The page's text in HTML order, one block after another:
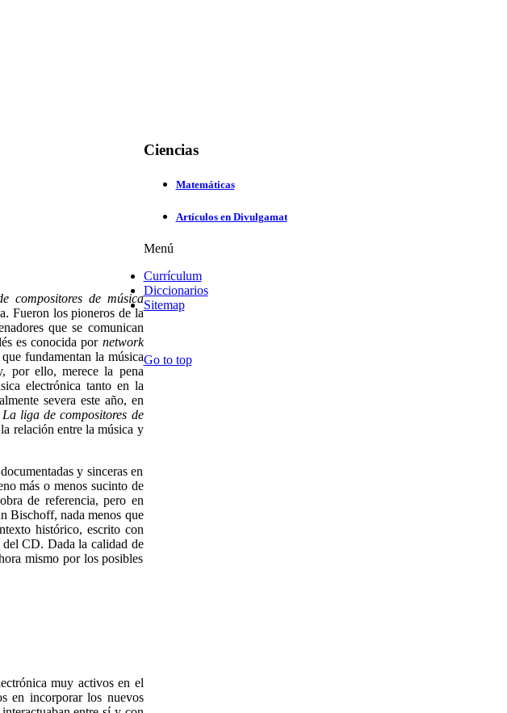
compositores de música
Fueron los pioneros de la
que se comunican
es conocida por network
fundamentan la música
por ello, merece la pena
electrónica tanto en la
severa este año, en
La liga de compositores de
relación entre la música y
y sinceras en
más o menos sucinto de
de referencia, pero en
Bischoff, nada menos que
histórico, escrito con
del CD. Dada la calidad de
mismo por los posibles
muy activos en el
en incorporar los nuevos
Ciencias
Matemáticas
Artículos en Divulgamat
Menú
Currículum
Diccionarios
Sitemap
Go to top